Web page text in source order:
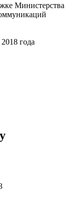
Министерства
года